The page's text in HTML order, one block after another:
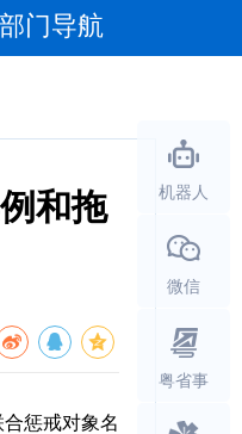
部门导航
和拖
惩戒对象名
机器人
微信
粤省事